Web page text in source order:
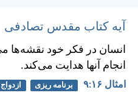
آیه کتاب مقدس تصادفی
انسان در فكر خود نقشه‌ها
انجام آنها هدايت می‌كند.
امثال ۱۶:‏۹ برنامه ریزی ازدواج